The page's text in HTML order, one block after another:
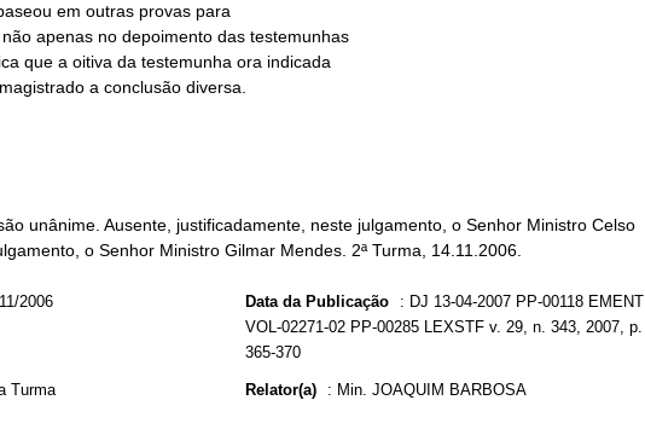
em outras provas para
unânime. Ausente, justificadamente, neste julgamento, o Senhor Ministro Celso
o Senhor Ministro Gilmar Mendes. 2ª Turma, 14.11.2006.
2006 Data da Publicação : DJ 13-04-2007 PP-00118 EMENT
VOL-02271-02 PP-00285 LEXSTF v. 29, n. 343, 2007, p.
365-370
Turma Relator(a) : Min. JOAQUIM BARBOSA